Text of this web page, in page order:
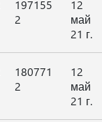
197155
2
12
май
21 г.
180771
2
12
май
21 г.